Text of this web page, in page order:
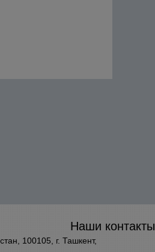
Наши контакты
100105, г. Ташкент,